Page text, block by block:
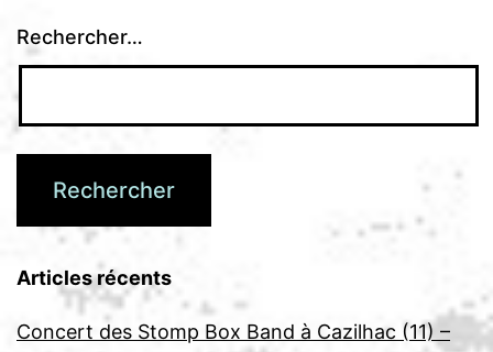
Rechercher…
Articles récents
Concert des Stomp Box Band à Cazilhac (11) –